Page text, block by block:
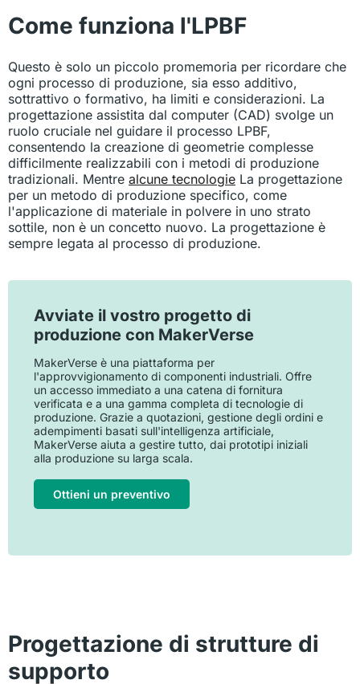
Come funziona l'LPBF
Questo è solo un piccolo promemoria per ricordare che
ogni processo di produzione, sia esso additivo,
sottrattivo o formativo, ha limiti e considerazioni. La
progettazione assistita dal computer (CAD) svolge un
ruolo cruciale nel guidare il processo LPBF,
consentendo la creazione di geometrie complesse
difficilmente realizzabili con i metodi di produzione
tradizionali. Mentre alcune tecnologie La progettazione
per un metodo di produzione specifico, come
l'applicazione di materiale in polvere in uno strato
sottile, non è un concetto nuovo. La progettazione è
sempre legata al processo di produzione.
Avviate il vostro progetto di
produzione con MakerVerse
MakerVerse è una piattaforma per
l'approvvigionamento di componenti industriali. Offre
un accesso immediato a una catena di fornitura
verificata e a una gamma completa di tecnologie di
produzione. Grazie a quotazioni, gestione degli ordini e
adempimenti basati sull'intelligenza artificiale,
MakerVerse aiuta a gestire tutto, dai prototipi iniziali
alla produzione su larga scala.
Ottieni un preventivo
Progettazione di strutture di
supporto